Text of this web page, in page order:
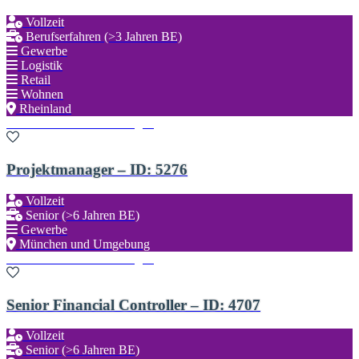
Vollzeit
Berufserfahren (>3 Jahren BE)
Gewerbe
Logistik
Retail
Wohnen
Rheinland
Projektmanager – ID: 5276
Vollzeit
Senior (>6 Jahren BE)
Gewerbe
München und Umgebung
Senior Financial Controller – ID: 4707
Vollzeit
Senior (>6 Jahren BE)